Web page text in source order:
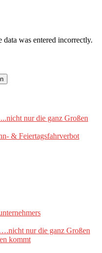
data was entered incorrectly.
nur die ganz Großen
& Feiertagsfahrverbot
nur die ganz Großen
kommt